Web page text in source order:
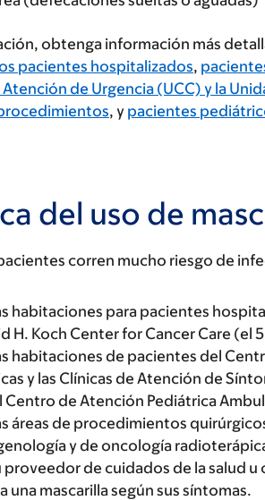
obtenga información más
pacientes hospitalizados,
de Urgencia (UCC) y la
, y pacientes
del uso de
corren mucho riesgo de
habitaciones para pacientes
H. Koch Center for Cancer Care (el
habitaciones de pacientes del
y las Clínicas de Atención de
Centro de Atención Pediátrica
áreas de procedimientos
y de oncología
proveedor de cuidados de la salud
una mascarilla según sus síntomas.